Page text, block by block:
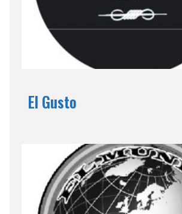
El Gusto